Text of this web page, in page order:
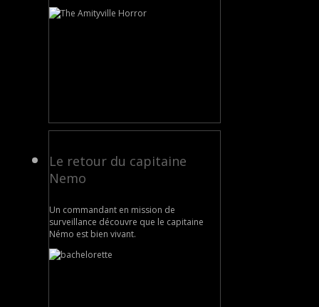
Le retour du capitaine
Nemo
Un commandant en mission de
surveillance découvre que le capitaine
Némo est bien vivant.